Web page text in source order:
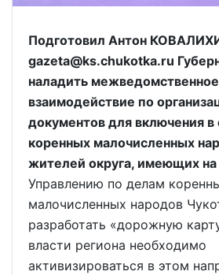
Подготовил Антон
gazeta@ks.chukotka.ru
наладить межведомственное
взаимодействие по
документов для включения в
коренных малочисленных
жителей округа, имеющих на
Управлению по делам
малочисленных народов
разработать «дорожную
власти региона необходимо
активизироваться в этом